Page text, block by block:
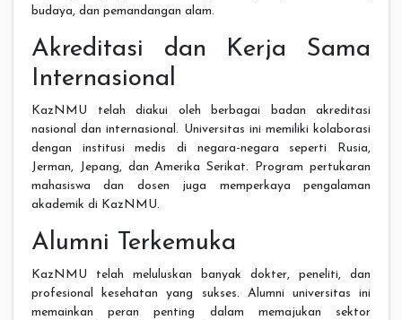
budaya, dan pemandangan alam.
Akreditasi dan Kerja Sama
Internasional
KazNMU telah diakui oleh berbagai badan akreditasi
nasional dan internasional. Universitas ini memiliki kolaborasi
dengan institusi medis di negara-negara seperti Rusia,
Jerman, Jepang, dan Amerika Serikat. Program pertukaran
mahasiswa dan dosen juga memperkaya pengalaman
akademik di KazNMU.
Alumni Terkemuka
KazNMU telah meluluskan banyak dokter, peneliti, dan
profesional kesehatan yang sukses. Alumni universitas ini
memainkan peran penting dalam memajukan sektor